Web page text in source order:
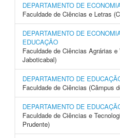
DEPARTAMENTO DE
Faculdade de Ciências e Letras
DEPARTAMENTO DE
EDUCAÇÃO
Faculdade de Ciências Agrárias
Jaboticabal)
DEPARTAMENTO DE
Faculdade de Ciências (Câmpus
DEPARTAMENTO DE
Faculdade de Ciências e
Prudente)